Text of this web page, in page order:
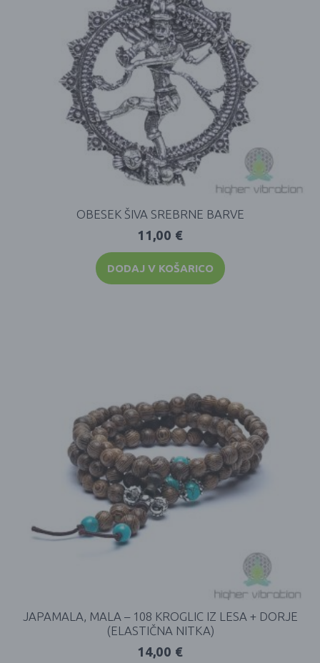
OBESEK ŠIVA SREBRNE BARVE
11,00 €
DODAJ V KOŠARICO
JAPAMALA, MALA – 108 KROGLIC IZ LESA + DORJE
(ELASTIČNA NITKA)
14,00 €